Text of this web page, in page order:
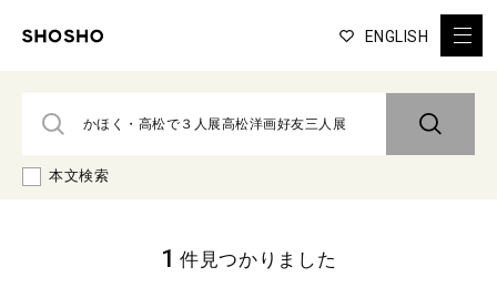
ENGLISH
本文検索
1 件見つかりました